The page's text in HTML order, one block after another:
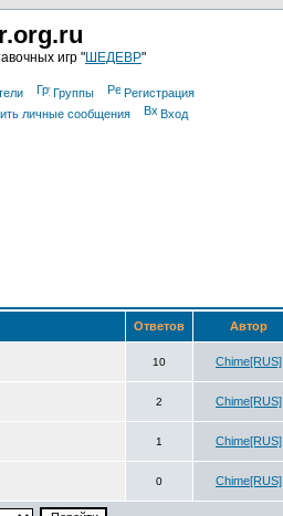
игр "ШЕДЕВР"
Группы
Регистрация
личные сообщения Вход
Ответов Автор
10 Chime[RUS]
2 Chime[RUS]
1 Chime[RUS]
0 Chime[RUS]